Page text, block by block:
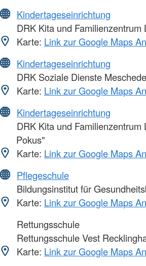
Kindertageseinrichtung
DRK Kita und
Karte: Link zur Google Maps
Kindertageseinrichtung
DRK Soziale Dienste
Karte: Link zur Google Maps
Kindertageseinrichtung
DRK Kita und Familienzentrum
Pokus"
Karte: Link zur Google Maps
Pflegeschule
Bildungsinstitut für
Karte: Link zur Google Maps
Rettungsschule
Rettungsschule Vest
Karte: Link zur Google Maps